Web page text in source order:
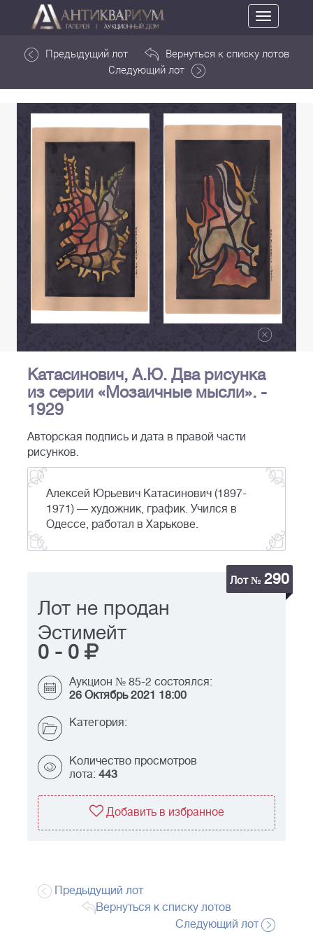
Toggle
navigation
Предыдущий лот
Вернуться к списку лотов
Следующий лот
Катасинович, А.Ю. Два рисунка
из серии «Мозаичные мысли». -
1929
Авторская подпись и дата в правой части
рисунков.
Алексей Юрьевич Катасинович (1897-
1971) — художник, график. Учился в
Одессе, работал в Харькове.
Лот № 290
Лот не продан
Эстимейт
0 - 0
Аукцион № 85-2 состоялся:
26 Октябрь 2021 18:00
Категория:
Количество просмотров
лота: 443
Добавить в избранное
Предыдущий лот
Вернуться к списку лотов
Следующий лот